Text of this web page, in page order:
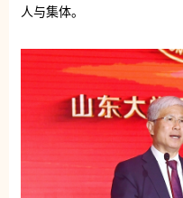
人与集体。